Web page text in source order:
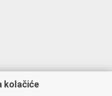
kolačiće